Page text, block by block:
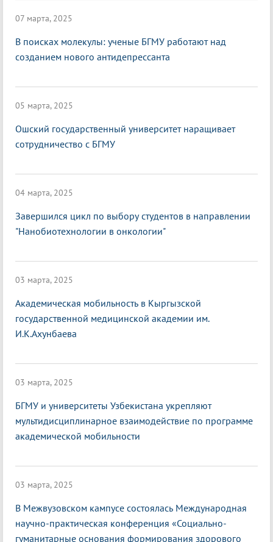
07 марта, 2025
В поисках молекулы: ученые БГМУ работают над
созданием нового антидепрессанта
05 марта, 2025
Ошский государственный университет наращивает
сотрудничество с БГМУ
04 марта, 2025
Завершился цикл по выбору студентов в направлении
"Нанобиотехнологии в онкологии"
03 марта, 2025
Академическая мобильность в Кыргызской
государственной медицинской академии им.
И.К.Ахунбаева
03 марта, 2025
БГМУ и университеты Узбекистана укрепляют
мультидисциплинарное взаимодействие по программе
академической мобильности
03 марта, 2025
В Межвузовском кампусе состоялась Международная
научно-практическая конференция «Социально-
гуманитарные основания формирования здорового